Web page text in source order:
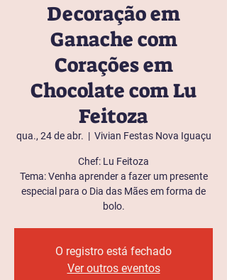
Decoração em
Ganache com
Corações em
Chocolate com Lu
Feitoza
qua., 24 de abr.
  |
Vivian Festas Nova Iguaçu
Chef: Lu Feitoza
Tema: Venha aprender a fazer um presente
especial para o Dia das Mães em forma de
bolo.
O registro está fechado
Ver outros eventos